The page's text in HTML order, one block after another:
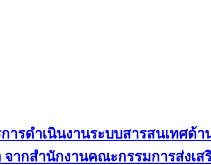
รดำเนินงานระบบสารสนเทศด้
ากสำนักงานคณะกรรมการส่งเ